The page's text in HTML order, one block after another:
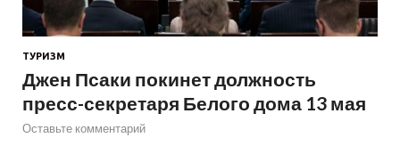
ТУРИЗМ
Джен Псаки покинет должность
пресс-секретаря Белого дома 13 мая
Оставьте комментарий